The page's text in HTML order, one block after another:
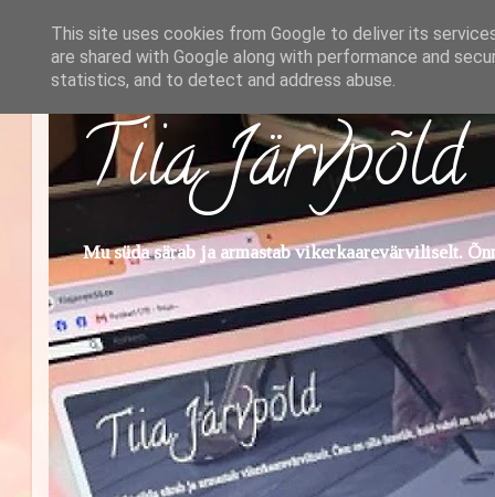
Tiia Järvpõld
Mu süda särab ja armastab vikerkaarevärviliselt.
This site uses cookies from Google to deliver its
are shared with Google along with performance and
statistics, and to detect and address abuse.